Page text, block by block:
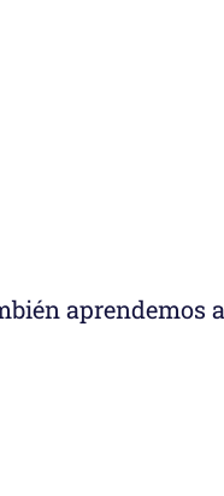
aprendemos